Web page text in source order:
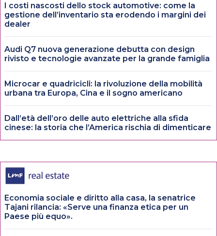
I costi nascosti dello stock automotive: come la
gestione dell’inventario sta erodendo i margini dei
dealer
Audi Q7 nuova generazione debutta con design
rivisto e tecnologie avanzate per la grande famiglia
Microcar e quadricicli: la rivoluzione della mobilità
urbana tra Europa, Cina e il sogno americano
Dall’età dell’oro delle auto elettriche alla sfida
cinese: la storia che l’America rischia di dimenticare
Economia sociale e diritto alla casa, la senatrice
Tajani rilancia: «Serve una finanza etica per un
Paese più equo».